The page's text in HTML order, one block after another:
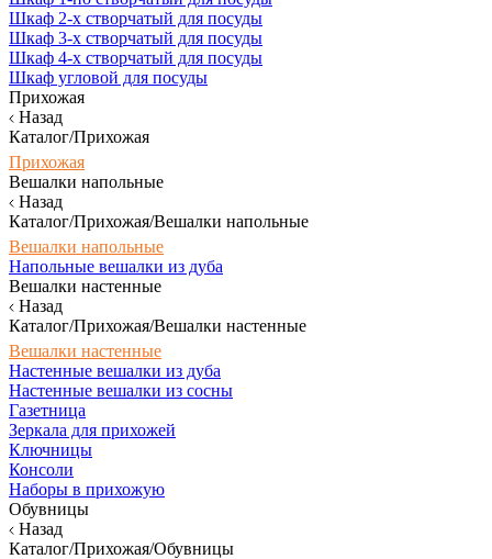
Шкаф 2-х створчатый для посуды
Шкаф 3-х створчатый для посуды
Шкаф 4-х створчатый для посуды
Шкаф угловой для посуды
Прихожая
Назад
Каталог/Прихожая
Прихожая
Вешалки напольные
Назад
Каталог/Прихожая/Вешалки напольные
Вешалки напольные
Напольные вешалки из дуба
Вешалки настенные
Назад
Каталог/Прихожая/Вешалки настенные
Вешалки настенные
Настенные вешалки из дуба
Настенные вешалки из сосны
Газетница
Зеркала для прихожей
Ключницы
Консоли
Наборы в прихожую
Обувницы
Назад
Каталог/Прихожая/Обувницы